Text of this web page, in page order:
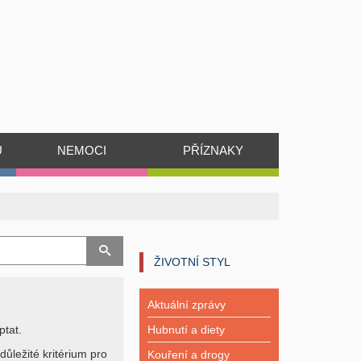
NEMOCI PŘÍZNAKY
kritérium pro
ŽIVOTNÍ STYL
Aktuální zprávy
Hubnutí a diety
Kouření a drogy